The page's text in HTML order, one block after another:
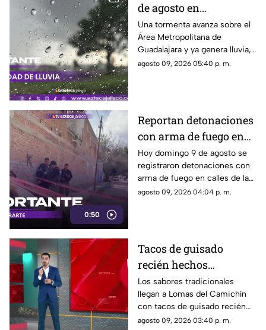
de agosto en
Guadalajara: ¿Dónde
está lloviendo y qué
zonas tienen alerta?
Una tormenta avanza sobre el
Área Metropolitana de
Guadalajara y ya genera lluvia,
actividad eléctrica y rachas de
agosto 09, 2026 05:40 p. m.
0:50
Reportan detonaciones
con arma de fuego en
Tlaquepaque; hay un
hombre muerto
Hoy domingo 9 de agosto se
registraron detonaciones con
arma de fuego en calles de la
colonia El Campesino en
agosto 09, 2026 04:04 p. m.
Tacos de guisado
recién hechos
conquistan a vecinos
de Lomas del Camichín
en Tonalá
Los sabores tradicionales
llegan a Lomas del Camichín
con tacos de guisado recién
preparados, una opción ideal
agosto 09, 2026 03:40 p. m.